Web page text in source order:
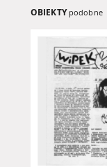
OBIEKTY podobne